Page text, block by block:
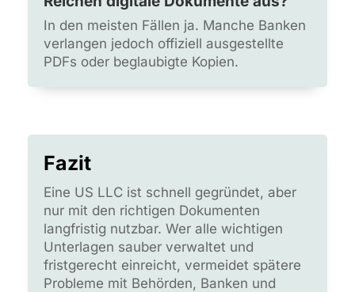
In den meisten Fällen ja. Manche Banken
verlangen jedoch offiziell ausgestellte
PDFs oder beglaubigte Kopien.
Fazit
Eine US LLC ist schnell gegründet, aber
nur mit den richtigen Dokumenten
langfristig nutzbar. Wer alle wichtigen
Unterlagen sauber verwaltet und
fristgerecht einreicht, vermeidet spätere
Probleme mit Behörden, Banken und